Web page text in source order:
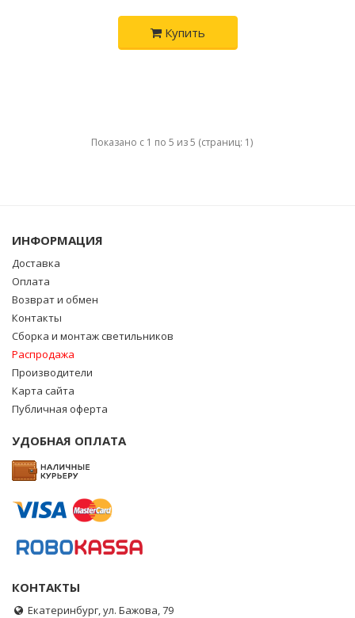
Купить
Показано с 1 по 5 из 5 (страниц: 1)
ИНФОРМАЦИЯ
Доставка
Оплата
Возврат и обмен
Контакты
Сборка и монтаж светильников
Распродажа
Производители
Карта сайта
Публичная оферта
УДОБНАЯ ОПЛАТА
КОНТАКТЫ
Екатеринбург, ул. Бажова, 79